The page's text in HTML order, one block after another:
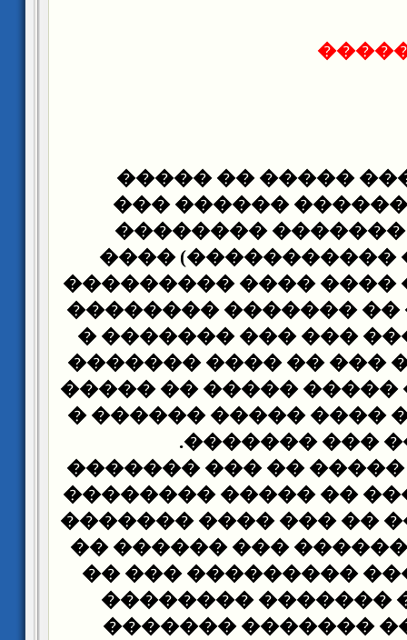
����:
�� ����� ����� ��
������� ������
������� �������
(��������
����� ����� ����
��� 1889�. ��� �� �������
������ �� ��� ���
��� ���� ��� ��� ��
����� ����� �����
����� � ���� ����
����� ���
� ������ ����� ��
����� ������� ��
�������� ��� �� ���
������� � �������
���� �������
�����. ���
������ ���